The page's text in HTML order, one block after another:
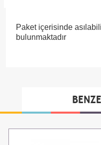
Paket içerisinde
bulunmaktadır